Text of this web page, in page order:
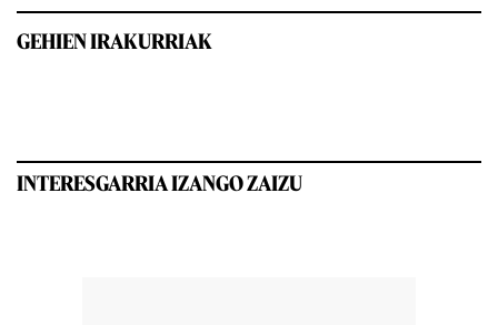
GEHIEN IRAKURRIAK
INTERESGARRIA IZANGO ZAIZU